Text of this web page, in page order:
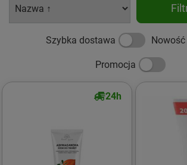
Szybka dostawa Nowość
Promocja
24h